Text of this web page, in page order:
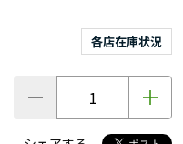
各店在庫状況